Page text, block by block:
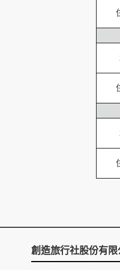
創造旅行社股份有限